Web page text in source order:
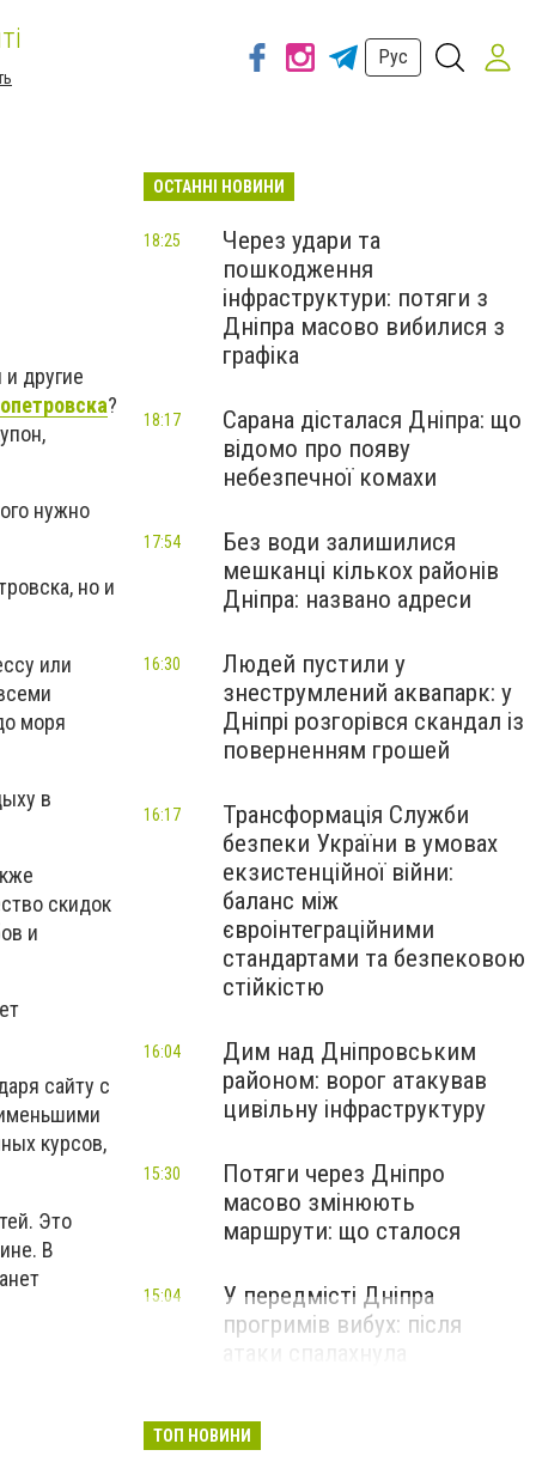
Рус
другие
?
нужно
но и
или
моря
в
скидок
и
сайту с
курсов,
Это
В
ОСТАННІ НОВИНИ
Через удари та
пошкодження
інфраструктури: потяги з
Дніпра масово вибилися з
графіка
18:25
Сарана дісталася Дніпра: що
відомо про появу
небезпечної комахи
18:17
Без води залишилися
мешканці кількох районів
Дніпра: названо адреси
17:54
Людей пустили у
знеструмлений аквапарк: у
Дніпрі розгорівся скандал із
поверненням грошей
16:30
Трансформація Служби
безпеки України в умовах
екзистенційної війни:
баланс між
євроінтеграційними
стандартами та безпековою
стійкістю
16:17
Дим над Дніпровським
районом: ворог атакував
цивільну інфраструктуру
16:04
Потяги через Дніпро
масово змінюють
маршрути: що сталося
15:30
У передмісті Дніпра
прогримів вибух: після
15:04
ТОП НОВИНИ